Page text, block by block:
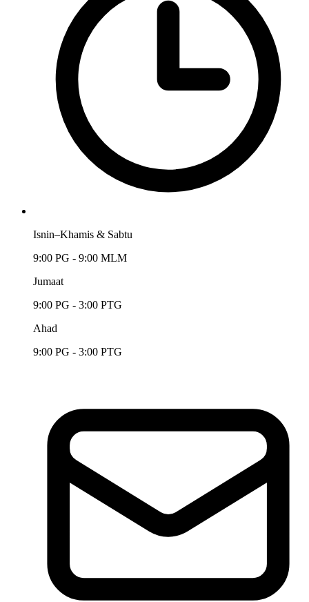
Isnin–Khamis & Sabtu
9:00 PG - 9:00 MLM
Jumaat
9:00 PG - 3:00 PTG
Ahad
9:00 PG - 3:00 PTG